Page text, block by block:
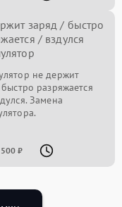
заряд / быстро
/ вздулся
не держит
разряжается
Замена
₽